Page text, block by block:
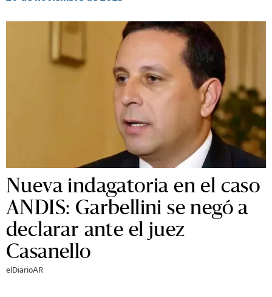
Nueva indagatoria en el caso
ANDIS: Garbellini se negó a
declarar ante el juez
Casanello
elDiarioAR